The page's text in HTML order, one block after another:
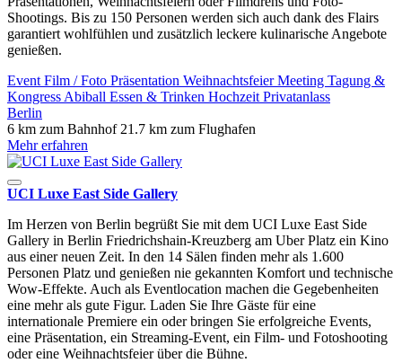
Shootings. Bis zu 150 Personen werden sich auch dank des Flairs
garantiert wohlfühlen und zusätzlich leckere kulinarische Angebote
genießen.
Event Film / Foto Präsentation WeihnachtsfeierMeeting Tagung &
Kongress Abiball Essen & Trinken Hochzeit Privatanlass
Berlin
6 km zum Bahnhof 21.7 km zum Flughafen
Mehr erfahren
UCI Luxe East Side Gallery
Im Herzen von Berlin begrüßt Sie mit dem UCI Luxe East Side
Gallery in Berlin Friedrichshain-Kreuzberg am Uber Platz ein Kino
aus einer neuen Zeit. In den 14 Sälen finden mehr als 1.600
Personen Platz und genießen nie gekannten Komfort und technische
Wow-Effekte. Auch als Eventlocation machen die Gegebenheiten
eine mehr als gute Figur. Laden Sie Ihre Gäste für eine
internationale Premiere ein oder bringen Sie erfolgreiche Events,
eine Präsentation, ein Streaming-Event, ein Film- und Fotoshooting
oder eine Weihnachtsfeier über die Bühne.